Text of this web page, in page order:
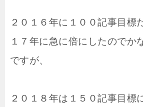
２０１６年に１００記事目標
１７年に急に倍にしたのでか
ですが、
２０１８年は１５０記事目標